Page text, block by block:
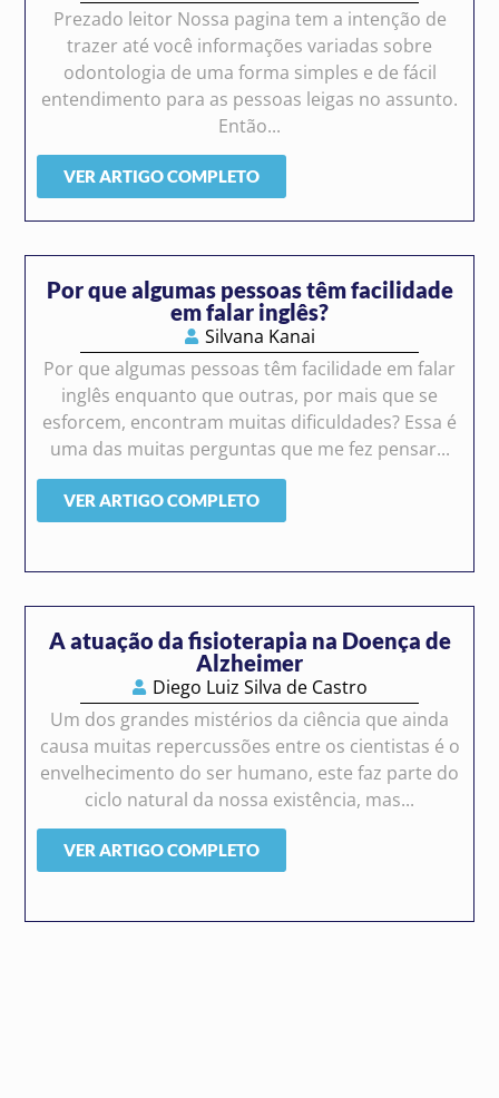
Prezado leitor Nossa pagina tem a intenção de
trazer até você informações variadas sobre
odontologia de uma forma simples e de fácil
entendimento para as pessoas leigas no assunto.
Então...
VER ARTIGO COMPLETO
Por que algumas pessoas têm facilidade
em falar inglês?
Silvana Kanai
Por que algumas pessoas têm facilidade em falar
inglês enquanto que outras, por mais que se
esforcem, encontram muitas dificuldades? Essa é
uma das muitas perguntas que me fez pensar...
VER ARTIGO COMPLETO
A atuação da fisioterapia na Doença de
Alzheimer
Diego Luiz Silva de Castro
Um dos grandes mistérios da ciência que ainda
causa muitas repercussões entre os cientistas é o
envelhecimento do ser humano, este faz parte do
ciclo natural da nossa existência, mas...
VER ARTIGO COMPLETO